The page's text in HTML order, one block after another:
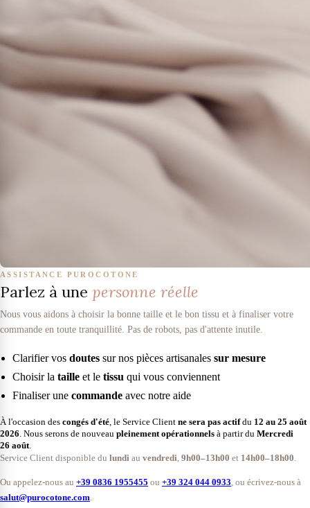
ASSISTANCE PUROCOTONE
Parlez à une personne réelle
Nous vous aidons à choisir la bonne taille et le bon tissu et à finaliser votre
commande en toute tranquillité. Pas de robots, pas d'attente inutile.
Clarifier vos doutes sur nos pièces artisanales sur mesure
Choisir la taille et le tissu qui vous conviennent
Finaliser une commande avec notre aide
À l'occasion des congés d'été , le Service Client ne sera pas actifdu 12 au 25 août
2026 . Nous serons de nouveau pleinement opérationnels à partir du Mercredi
26 août
Service Client disponible du lundi au vendredi 9h00–13h00 et 14h00–18h00
Ou appelez-nous au +39 0836 1955455 ou +39 324 044 0933 , ou écrivez-nous à
salut@purocotone.com